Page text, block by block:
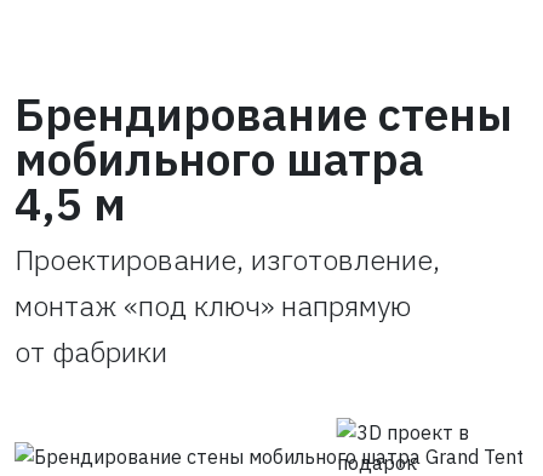
Брендирование стены
мобильного шатра
4,5 м
Проектирование, изготовление,
монтаж «под ключ» напрямую
от фабрики